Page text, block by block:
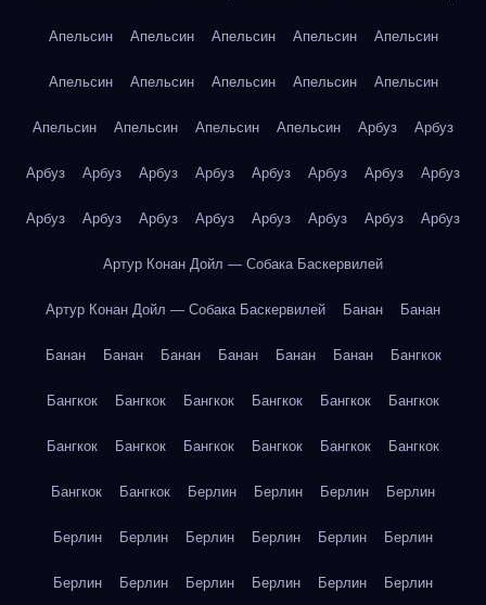
Апельсин Апельсин Апельсин Апельсин Апельсин
Апельсин Апельсин Апельсин Апельсин Апельсин
Апельсин Апельсин Апельсин Апельсин Арбуз Арбуз
Арбуз Арбуз Арбуз Арбуз Арбуз Арбуз Арбуз Арбуз
Арбуз Арбуз Арбуз Арбуз Арбуз Арбуз Арбуз Арбуз
Артур Конан Дойл — Собака Баскервилей
Артур Конан Дойл — Собака Баскервилей Банан Банан
Банан Банан Банан Банан Банан Банан Бангкок
Бангкок Бангкок Бангкок Бангкок Бангкок Бангкок
Бангкок Бангкок Бангкок Бангкок Бангкок Бангкок
Бангкок Бангкок Берлин Берлин Берлин Берлин
Берлин Берлин Берлин Берлин Берлин Берлин
Берлин Берлин Берлин Берлин Берлин Берлин